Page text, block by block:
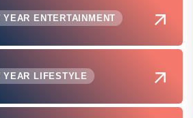
ENTERTAINMENT
YEAR LIFESTYLE